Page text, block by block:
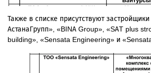
Также в списке присутствуют
АстанаГрупп», «BINA Group», «SAT plus
building», «Sensata Engineering» и